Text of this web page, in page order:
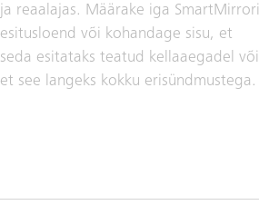
ja reaalajas. Määrake iga SmartMirrori
esitusloend või kohandage sisu, et
seda esitataks teatud kellaaegadel või
et see langeks kokku erisündmustega.